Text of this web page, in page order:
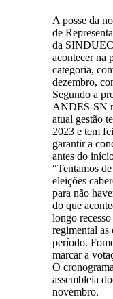
A posse da
de
da
acontecer na
categoria,
dezembro,
Segundo a
ANDES-SN
atual gestão
2023 e tem
garantir a
antes do
“Tentamos
eleições
para não
do que
longo
regimental as
período.
marcar a
O
assembleia
novembro.